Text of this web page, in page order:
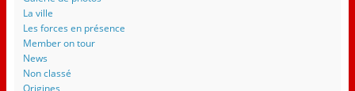
La ville
Les forces en présence
Member on tour
News
Non classé